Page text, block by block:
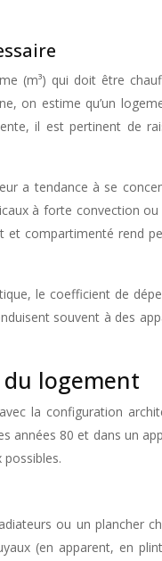
(m³) qui doit être
on estime qu’un
il est pertinent de
a tendance à se
à forte convection
compartimenté rend
le coefficient de
souvent à des
du logement
la configuration
années 80 et dans un
ou un plancher
(en apparent, en